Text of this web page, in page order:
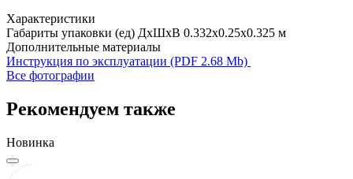
Характеристики
Габариты упаковки (ед) ДхШхВ 0.332x0.25x0.325 м
Дополнительные материалы
Инструкция по эксплуатации (PDF 2.68 Mb)
Все фотографии
Рекомендуем также
Новинка